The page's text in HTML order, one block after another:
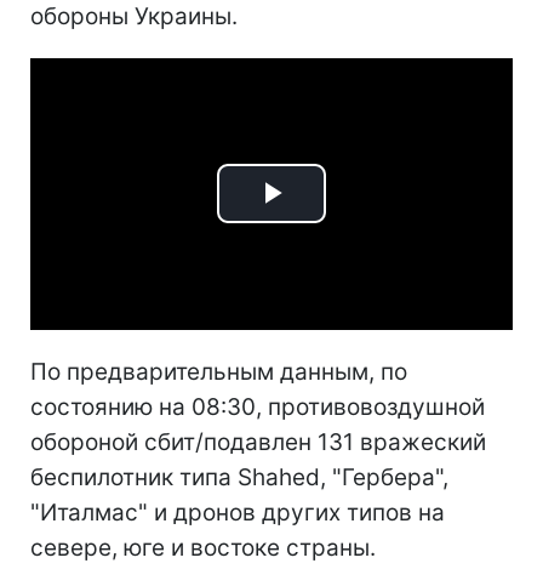
обороны Украины.
Play
По предварительным данным, по
состоянию на 08:30, противовоздушной
обороной сбит/подавлен 131 вражеский
беспилотник типа Shahed, "Гербера",
"Италмас" и дронов других типов на
севере, юге и востоке страны.